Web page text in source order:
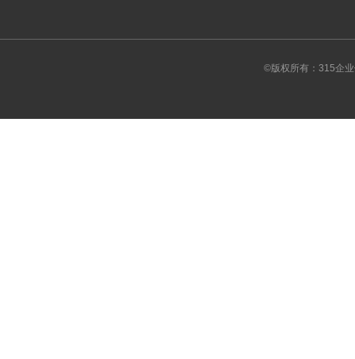
©版权所有：315企